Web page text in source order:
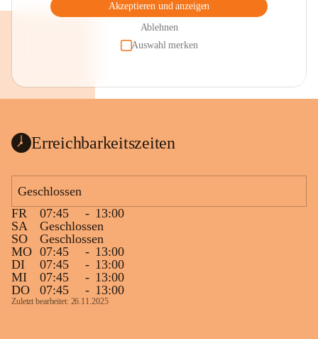
Akzeptieren und anzeigen
Ablehnen
Auswahl merken
Erreichbarkeitszeiten
Geschlossen
FR
07:45 - 13:00
SA
Geschlossen
SO
Geschlossen
MO 07:45 - 13:00
DI
07:45 - 13:00
MI
07:45 - 13:00
DO
07:45 - 13:00
Zuletzt bearbeitet: 26.11.2025